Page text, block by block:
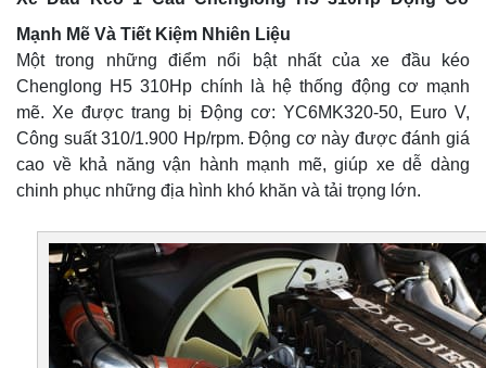
Mạnh Mẽ Và Tiết Kiệm Nhiên Liệu
Một trong những điểm nổi bật nhất của xe đầu kéo
Chenglong H5 310Hp chính là hệ thống động cơ mạnh
mẽ. Xe được trang bị Động cơ: YC6MK320-50, Euro V,
Công suất 310/1.900 Hp/rpm. Động cơ này được đánh giá
cao về khả năng vận hành mạnh mẽ, giúp xe dễ dàng
chinh phục những địa hình khó khăn và tải trọng lớn.